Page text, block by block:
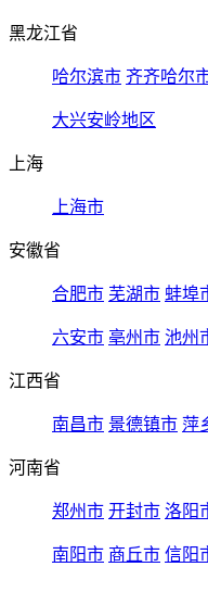
黑龙江省
哈尔滨市 齐齐哈尔
大兴安岭地区
上海
上海市
安徽省
合肥市 芜湖市 蚌埠
六安市 亳州市 池州
江西省
南昌市 景德镇市 萍
河南省
郑州市 开封市 洛阳
南阳市 商丘市 信阳